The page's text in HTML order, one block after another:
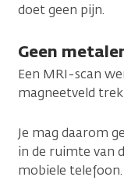
doet geen pijn.
Geen
Een MRI-scan
magneetveld
Je mag daarom
in de ruimte van
mobiele